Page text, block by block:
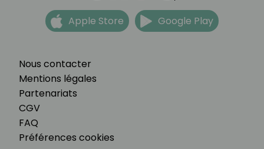
Nous contacter
Mentions légales
Partenariats
CGV
FAQ
Préférences cookies
Apple Store Google Play